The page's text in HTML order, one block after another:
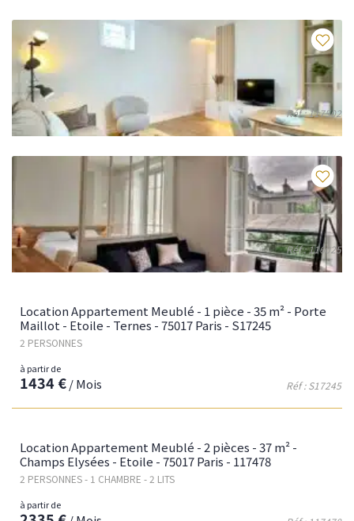
appartement-2-pieces-42-m-champs-elysees-75017-
Paris-117502
2 PERSONNES - 1 CHAMBRE
Réf : 117502
2829 €/ Mois
Champs Elysées - Etoile - 75116 Paris - 116025
2 PERSONNES - 1 CHAMBRE - 2 LITS
Réf : 116025
à partir de
2368 €
Location Appartement Meublé - 1 pièce - 35 m² - Porte
Maillot - Etoile - Ternes - 75017 Paris - S17245
2 PERSONNES
Réf : S17245
à partir de
1434 €/ Mois
Location Appartement Meublé - 2 pièces - 37 m² -
Champs Elysées - Etoile - 75017 Paris - 117478
2 PERSONNES - 1 CHAMBRE - 2 LITS
à partir de